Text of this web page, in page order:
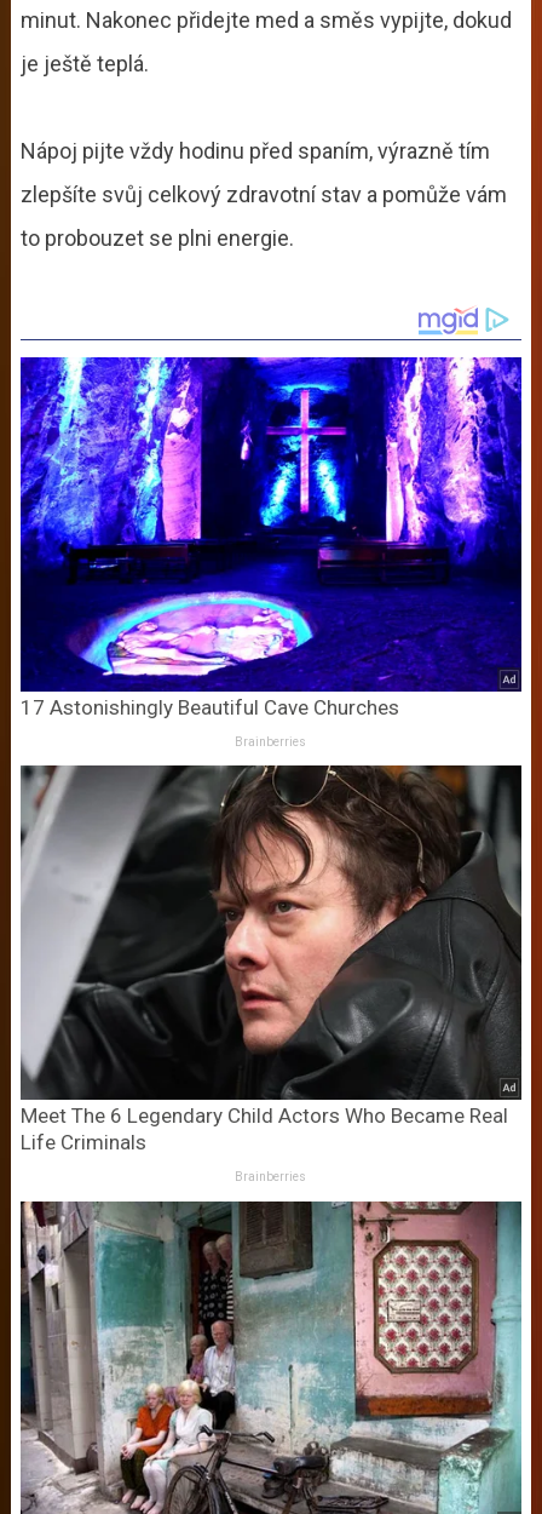
minut. Nakonec přidejte med a směs vypijte, dokud
je ještě teplá.
Nápoj pijte vždy hodinu před spaním, výrazně tím
zlepšíte svůj celkový zdravotní stav a pomůže vám
to probouzet se plni energie.
17 Astonishingly Beautiful Cave Churches
Brainberries
Meet The 6 Legendary Child Actors Who Became Real
Life Criminals
Brainberries